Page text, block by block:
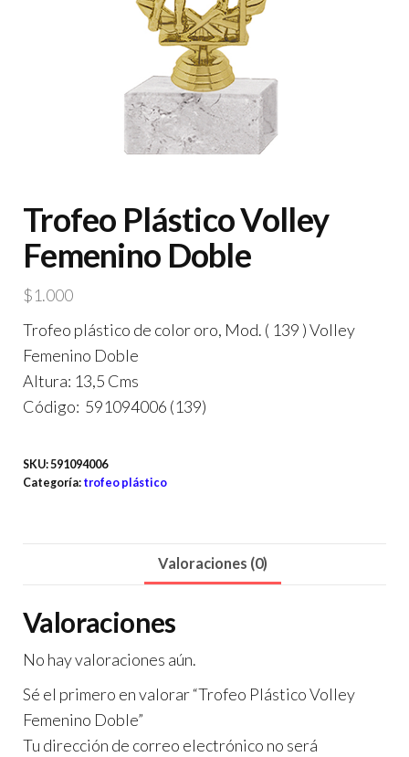
Trofeo Plástico Volley
Femenino Doble
$1.000
Trofeo plástico de color oro, Mod. ( 139 ) Volley
Femenino Doble
Altura: 13,5 Cms
Código: 591094006 (139)
SKU:591094006
Categoría: trofeo plástico
Valoraciones (0)
Valoraciones
No hay valoraciones aún.
Sé el primero en valorar “Trofeo Plástico Volley
Femenino Doble”
Tu dirección de correo electrónico no será